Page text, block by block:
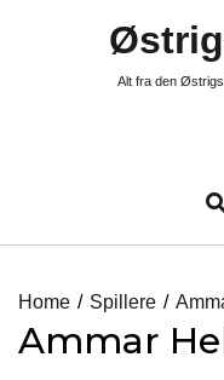
Alt fra den
Home
Spillere
Ammar